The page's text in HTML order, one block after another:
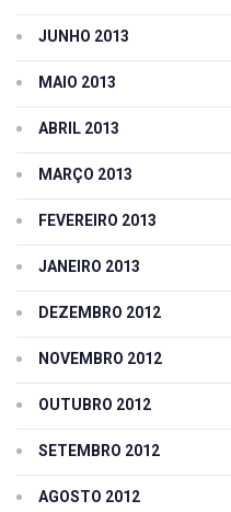
JUNHO 2013
MAIO 2013
ABRIL 2013
MARÇO 2013
FEVEREIRO 2013
JANEIRO 2013
DEZEMBRO 2012
NOVEMBRO 2012
OUTUBRO 2012
SETEMBRO 2012
AGOSTO 2012